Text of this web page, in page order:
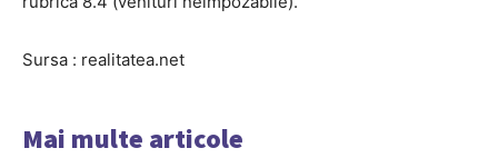
Sursa : realitatea.net
Mai multe articole